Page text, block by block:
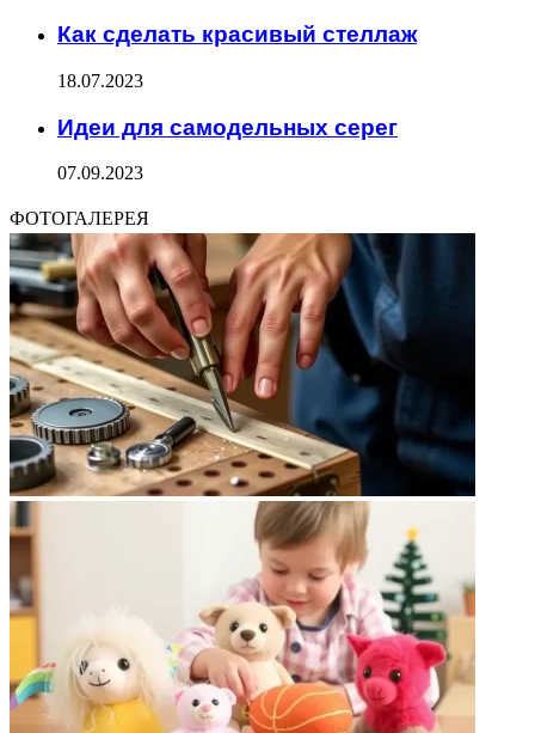
Как сделать красивый стеллаж
18.07.2023
Идеи для самодельных серег
07.09.2023
ФОТОГАЛЕРЕЯ